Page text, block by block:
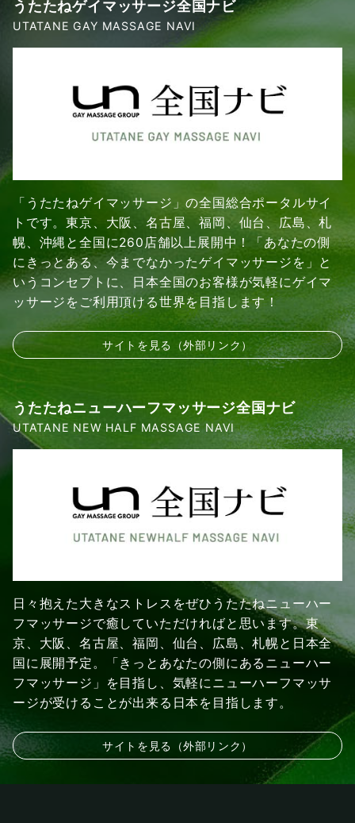
うたたねゲイマッサージ全国ナビ
UTATANE GAY MASSAGE NAVI
「うたたねゲイマッサージ」の全国総合ポータルサイ
トです。東京、大阪、名古屋、福岡、仙台、広島、札
幌、沖縄と全国に260店舗以上展開中！「あなたの側
にきっとある、今までなかったゲイマッサージを」と
いうコンセプトに、日本全国のお客様が気軽にゲイマ
ッサージをご利用頂ける世界を目指します！
サイトを見る（外部リンク）
うたたねニューハーフマッサージ全国ナビ
UTATANE NEW HALF MASSAGE NAVI
日々抱えた大きなストレスをぜひうたたねニューハー
フマッサージで癒していただければと思います。東
京、大阪、名古屋、福岡、仙台、広島、札幌と日本全
国に展開予定。「きっとあなたの側にあるニューハー
フマッサージ」を目指し、気軽にニューハーフマッサ
ージが受けることが出来る日本を目指します。
サイトを見る（外部リンク）